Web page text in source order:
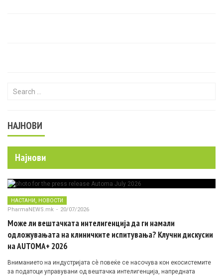
Search for:
НАЈНОВИ
Најнови
НАСТАНИ, НОВОСТИ
PharmaNEWS.mk - 20/07/2026
Може ли вештачката интелигенција да ги намали
одложувањата на клиничките испитувања? Клучни дискусии
на AUTOMA+ 2026
Вниманието на индустријата сè повеќе се насочува кон екосистемите
за податоци управувани од вештачка интелигенција, напредната